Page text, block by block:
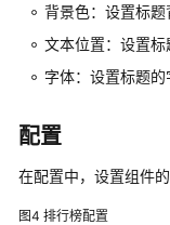
层
管
理
件
绍
背景色：设置标题
文本位置：设置标
字体：设置标题的
配置
在配置中，设置组件
图4 排行榜配置